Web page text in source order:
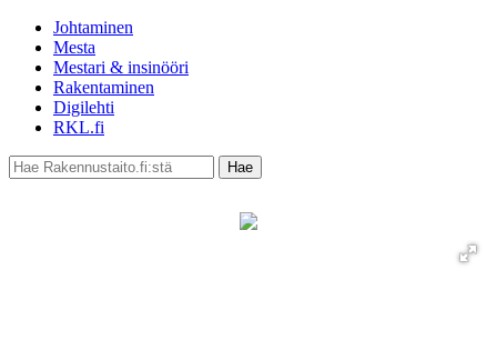
Johtaminen
Mesta
Mestari & insinööri
Rakentaminen
Digilehti
RKL.fi